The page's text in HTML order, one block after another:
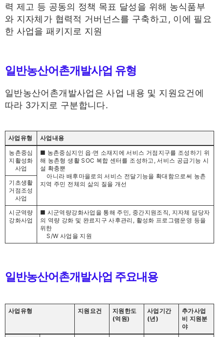
력 제고 등 공동의 정책 목표 달성을 위해 농식품부
와 지자체가 협력적 거버넌스를 구축하고, 이에 필요
한 사업을 패키지로 지원
일반농산어촌개발사업 유형
일반농산어촌개발사업은 사업 내용 및 지원요건에
따라 3가지로 구분합니다.
사업유형
사업내용
농촌중심
지활성화
사업
■ 농촌중심지인 읍·면 소재지에 서비스 거점지구를 조성하기 위
해 농촌형 생활 SOC 복합 센터를 조성하고, 서비스 공급기능 시
설 확충뿐
아니라 배후마을로의 서비스 전달기능을 확대함으로써 농촌
지역 주민 전체의 삶의 질을 개선
기초생활
거점조성
사업
시군역량
강화사업
■ 시군역량강화사업을 통해 주민, 중간지원조직, 지자체 담당자
의 역량 강화 및 완료지구 사후관리, 활성화 프로그램운영 등을
위한
S/W 사업을 지원
일반농산어촌개발사업 주요내용
사업유형 지원요건
지원한도
(억원)
사업기간
(년)
추가사업
비 지원분
야